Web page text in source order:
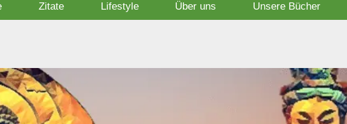
Zitate Lifestyle Über uns Unsere Bücher